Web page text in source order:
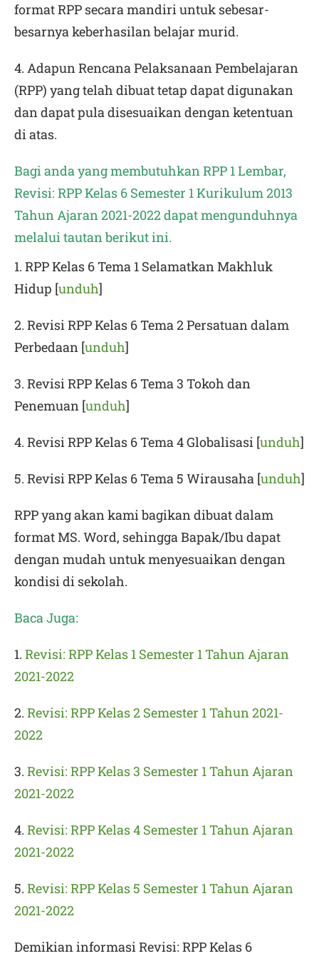
format RPP secara mandiri untuk sebesar-
besarnya keberhasilan belajar murid.
4. Adapun Rencana Pelaksanaan Pembelajaran
(RPP) yang telah dibuat tetap dapat digunakan
dan dapat pula disesuaikan dengan ketentuan
di atas.
Bagi anda yang membutuhkan RPP 1 Lembar,
Revisi: RPP Kelas 6 Semester 1 Kurikulum 2013
Tahun Ajaran 2021-2022dapat mengunduhnya
melalui tautan berikut ini.
1. RPP Kelas 6 Tema 1 Selamatkan Makhluk
Hidup [unduh]
2. Revisi RPP Kelas 6 Tema 2 Persatuan dalam
Perbedaan [unduh]
3. Revisi RPP Kelas 6 Tema 3 Tokoh dan
Penemuan [unduh]
4. Revisi RPP Kelas 6 Tema 4 Globalisasi [unduh]
5. Revisi RPP Kelas 6 Tema 5 Wirausaha [unduh]
RPP yang akan kami bagikan dibuat dalam
format MS. Word, sehingga Bapak/Ibu dapat
dengan mudah untuk menyesuaikan dengan
kondisi di sekolah.
Baca Juga:
1. Revisi: RPP Kelas 1 Semester 1 Tahun Ajaran
2021-2022
2. Revisi: RPP Kelas 2 Semester 1 Tahun 2021-
2022
3. Revisi: RPP Kelas 3 Semester 1 Tahun Ajaran
2021-2022
4. Revisi: RPP Kelas 4 Semester 1 Tahun Ajaran
2021-2022
5. Revisi: RPP Kelas 5 Semester 1 Tahun Ajaran
2021-2022
Demikian informasiRevisi: RPP Kelas 6